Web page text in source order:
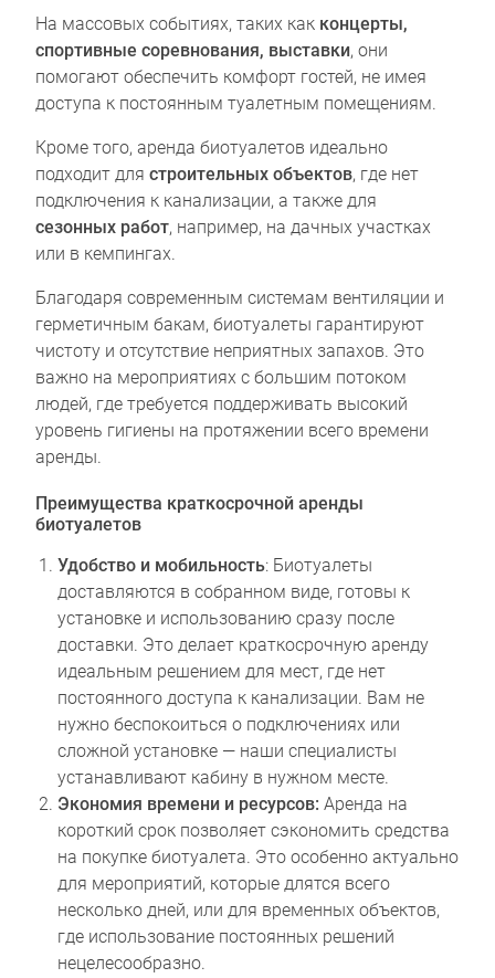
На массовых событиях, таких как концерты,
спортивные соревнования, выставки, они
помогают обеспечить комфорт гостей, не имея
доступа к постоянным туалетным помещениям.
Кроме того, аренда биотуалетов идеально
подходит для строительных объектов, где нет
подключения к канализации, а также для
сезонных работ, например, на дачных участках
или в кемпингах.
Благодаря современным системам вентиляции и
герметичным бакам, биотуалеты гарантируют
чистоту и отсутствие неприятных запахов. Это
важно на мероприятиях с большим потоком
людей, где требуется поддерживать высокий
уровень гигиены на протяжении всего времени
аренды.
Преимущества краткосрочной аренды
биотуалетов
Удобство и мобильность: Биотуалеты
доставляются в собранном виде, готовы к
установке и использованию сразу после
доставки. Это делает краткосрочную аренду
идеальным решением для мест, где нет
постоянного доступа к канализации. Вам не
нужно беспокоиться о подключениях или
сложной установке — наши специалисты
устанавливают кабину в нужном месте.
Экономия времени и ресурсов: Аренда на
короткий срок позволяет сэкономить средства
на покупке биотуалета. Это особенно актуально
для мероприятий, которые длятся всего
несколько дней, или для временных объектов,
где использование постоянных решений
нецелесообразно.